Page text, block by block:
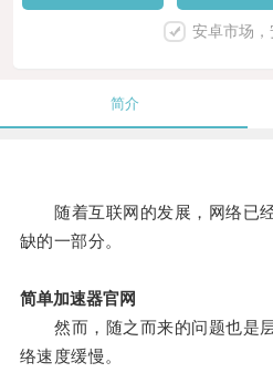
安卓市场
简介
随着互联网的发展，网络已
缺的一部分。
简单加速器官网
然而，随之而来的问题也是层
络速度缓慢。